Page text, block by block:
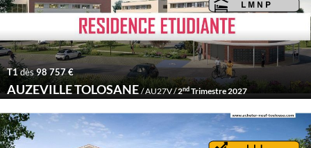
T1dès98 757 €
AUZEVILLE TOLOSANE/ AU27V /2ndTrimestre 2027